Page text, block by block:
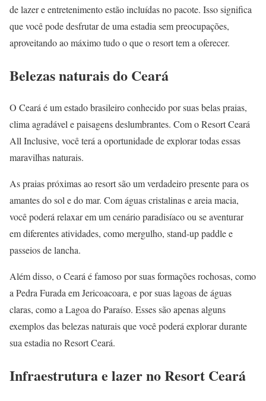
de lazer e entretenimento estão incluídas no pacote. Isso significa
que você pode desfrutar de uma estadia sem preocupações,
aproveitando ao máximo tudo o que o resort tem a oferecer.
Belezas naturais do Ceará
O Ceará é um estado brasileiro conhecido por suas belas praias,
clima agradável e paisagens deslumbrantes. Com o Resort Ceará
All Inclusive, você terá a oportunidade de explorar todas essas
maravilhas naturais.
As praias próximas ao resort são um verdadeiro presente para os
amantes do sol e do mar. Com águas cristalinas e areia macia,
você poderá relaxar em um cenário paradisíaco ou se aventurar
em diferentes atividades, como mergulho, stand-up paddle e
passeios de lancha.
Além disso, o Ceará é famoso por suas formações rochosas, como
a Pedra Furada em Jericoacoara, e por suas lagoas de águas
claras, como a Lagoa do Paraíso. Esses são apenas alguns
exemplos das belezas naturais que você poderá explorar durante
sua estadia no Resort Ceará.
Infraestrutura e lazer no Resort Ceará